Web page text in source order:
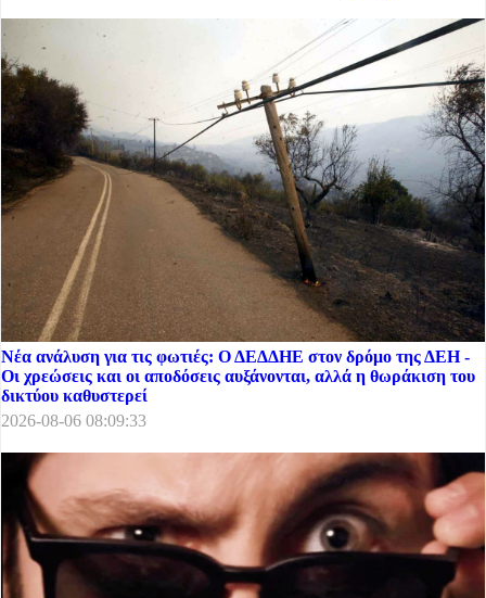
Νέα ανάλυση για τις φωτιές: Ο ΔΕΔΔΗΕ στον δρόμο της ΔΕΗ -
Οι χρεώσεις και οι αποδόσεις αυξάνονται, αλλά η θωράκιση του
δικτύου καθυστερεί
2026-08-06 08:09:33